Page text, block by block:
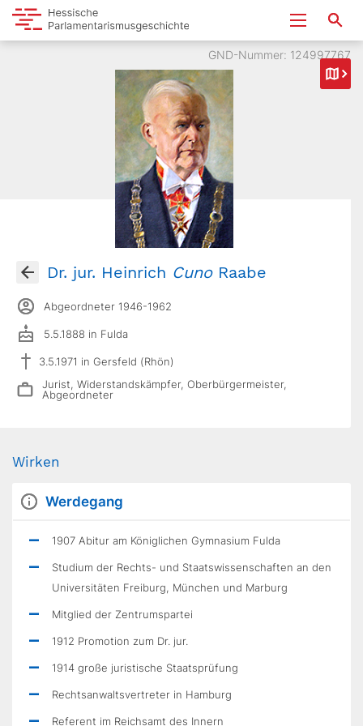
GND-Nummer: 124997767
Dr. jur. Heinrich CunoRaabe
Abgeordneter 1946-1962
5.5.1888 in Fulda
3.5.1971 in Gersfeld (Rhön)
Jurist, Widerstandskämpfer, Oberbürgermeister,
Abgeordneter
Wirken
Werdegang
1907 Abitur am Königlichen Gymnasium Fulda
Studium der Rechts- und Staatswissenschaften an den
Universitäten Freiburg, München und Marburg
Mitglied der Zentrumspartei
1912 Promotion zum Dr. jur.
1914 große juristische Staatsprüfung
Rechtsanwaltsvertreter in Hamburg
Referent im Reichsamt des Innern